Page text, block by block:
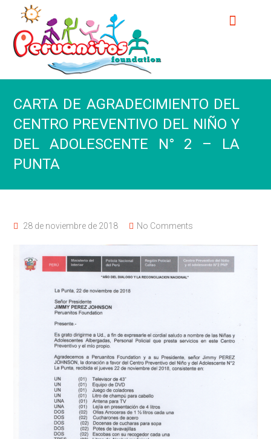
CARTA DE AGRADECIMIENTO DEL
CENTRO PREVENTIVO DEL NIÑO Y
DEL ADOLESCENTE N° 2 – LA
PUNTA
28 de noviembre de 2018 No Comments